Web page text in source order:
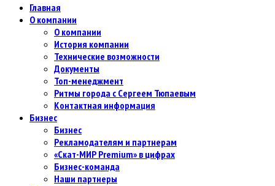
Главная
О компании
О компании
История компании
Технические возможности
Документы
Топ-менеджмент
Ритмы города с Сергеем Тюпаевым
Контактная информация
Бизнес
Бизнес
Рекламодателям и партнерам
«Скат-МИР Premium» в цифрах
Бизнес-команда
Наши партнеры